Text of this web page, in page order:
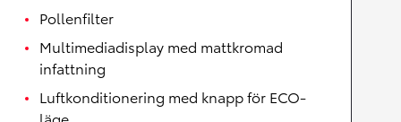
Pollenfilter
Multimediadisplay med mattkromad
infattning
Luftkonditionering med knapp för ECO-